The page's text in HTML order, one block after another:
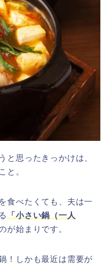
と思ったきっかけは、
と。
を食べたくても、夫は一
「小さい鍋（一人
が始まりです。
！しかも最近は需要が